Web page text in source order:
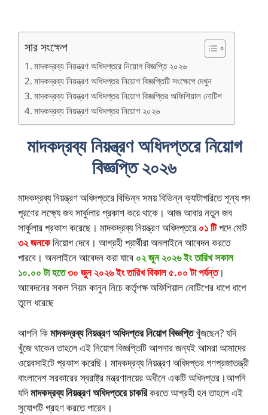
সার সংক্ষেপ
মাদকদ্রব্য নিয়ন্ত্রণ অধিদপ্তরে নিয়োগ বিজ্ঞপ্তি ২০২৬
মাদকদ্রব্য নিয়ন্ত্রণ অধিদপ্তর নিয়োগ বিজ্ঞপ্তিটি সংক্ষেপে দেখুন
মাদকদ্রব্য নিয়ন্ত্রণ অধিদপ্তর নিয়োগ বিজ্ঞপ্তির অফিশিয়াল নোটিশ
মাদকদ্রব্য নিয়ন্ত্রণ অধিদপ্তর নিয়োগ ২০২৬
মাদকদ্রব্য নিয়ন্ত্রণ অধিদপ্তরে নিয়োগ
বিজ্ঞপ্তি ২০২৬
মাদকদ্রব্য নিয়ন্ত্রণ অধিদপ্তরে বিভিন্ন সময় বিভিন্ন ক্যাটাগরিতে শূন্য পদ
পূরণের লক্ষ্যে জব সার্কুলার প্রকাশ করে থাকে। আজ আবার নতুন জব
সার্কুলার প্রকাশ করেছে। মাদকদ্রব্য নিয়ন্ত্রণ অধিদপ্তরে ০১ টিপদে মোট
৩২ জনকেনিয়োগ দেবে। আগ্রহী প্রার্থীরা অনলাইনে আবেদন করতে
পারবে। অনলাইনে আবেদন করা যাবে ০২ জুন ২০২৬ ইং তারিখ সকাল
১০.০০ টা হতে৩০ জুন ২০২৬ ইং তারিখ বিকাল ৫.০০ টা পর্যন্ত।
আবেদনের সকল নিয়ম কানুন নিচে কর্তৃপক্ষ অফিশিয়াল নোটিশের ধাপে ধাপে
তুলে ধরেছে
আপনি কিমাদকদ্রব্য নিয়ন্ত্রণ অধিদপ্তর নিয়োগ বিজ্ঞপ্তিখুঁজছেন? যদি
খুঁজে থাকেন তাহলে এই নিয়োগ বিজ্ঞপ্তিটি আপনার জন্যই আমরা আমাদের
ওয়েবসাইটে প্রকাশ করেছি। মাদকদ্রব্য নিয়ন্ত্রণ অধিদপ্তর গণপ্রজাতন্ত্রী
বাংলাদেশ সরকারের স্বরাষ্ট্র মন্ত্রণালয়ের অধীনে একটি অধিদপ্তর।আপনি
যদিমাদকদ্রব্য নিয়ন্ত্রণ অধিদপ্তরে চাকরিকরতে আগ্রহী হন তাহলে এই
সুযোগটি গ্রহণ করতে পারেন।